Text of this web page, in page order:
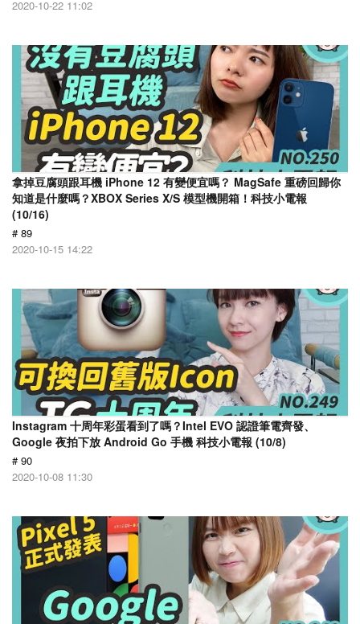
2020-10-22 11:02
拿掉豆腐頭跟耳機 iPhone 12 有變便宜嗎？ MagSafe 重磅回歸你
知道是什麼嗎？XBOX Series X/S 模型機開箱！科技小電報
(10/16)
# 89
2020-10-15 14:22
Instagram 十周年彩蛋看到了嗎？Intel EVO 認證筆電齊發、
Google 夜拍下放 Android Go 手機 科技小電報 (10/8)
# 90
2020-10-08 11:30